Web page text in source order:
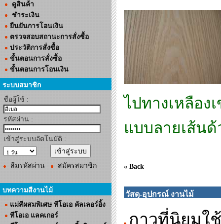
ดูสินค้า
ชำระเงิน
ยืนยันการโอนเงิน
ตรวจสอบสถานะการสั่งซื้อ
ประวัติการสั่งซื้อ
ขั้นตอนการสั่งซื้อ
ขั้นตอนการโอนเงิน
ระบบสมาชิก
ชื่อผู้ใช้ :
รหัสผ่าน :
เข้าสู่ระบบอัตโนมัติ :
ลืมรหัสผ่าน สมัครสมาชิก
บทความสีงานไม้
แม่สีผสมพิเศษ ทีโอเอ คัลเลอร์อิ้ง
ทีโอเอ แลคเกอร์
ไปทางเหลือ
แบบลายเส้น
« Back
วัสดุ-อุปกรณ์ งานไม้
กาวที่นิยมใ